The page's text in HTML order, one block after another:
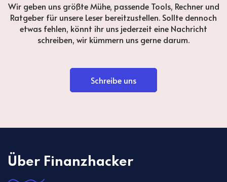
Wir geben uns größte Mühe, passende Tools, Rechner und
Ratgeber für unsere Leser bereitzustellen. Sollte dennoch
etwas fehlen, könnt ihr uns jederzeit eine Nachricht
schreiben, wir kümmern uns gerne darum.
Schreibe uns
Über Finanzhacker